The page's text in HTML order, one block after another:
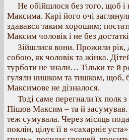
Не обійшлося без того, щоб і
Максима. Карі його очі
здавався таким хорошим;
Максим чоловік і не без
Зійшлися вони. Прожили рік,
собою, як чоловік та жінка.
турботи не знали… Тільки те й
гуляли нишком та тишком, щоб,
Максимове не дізналося.
Тоді саме перегнали їх полк
Пішов Максим – та й засумував.
теж сумувала. Через місяць
поклін, цілує її в «сахарніє